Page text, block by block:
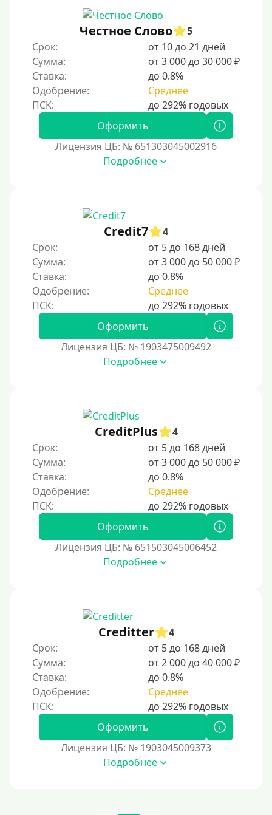
300000 руб
500000 руб
1000000 руб
Мини займы
На большую сумму
Банковские карты и платежные системы
С помощью системы Юнистрим
ВТБ
Виза (Visa)
Тинькофф
На карту Кукуруза
С помощью платформы Контакт (Contact)
С помощью системы быстрых платежей (СБП)
Способы получения
Без активации сервиса
Без участия банков
На сберкнижку
Без посещения офиса
В ломбарде
Роботы займов
Перевод средств на карту через Telegram
Бесплатное использование без списания средств с
карты.
Денежным переводом
Честное Слово
5
Срок:
от 10 до 21 дней
Сумма:
от 3 000 до 30 000 ₽
Ставка:
до 0.8%
Одобрение:
Среднее
Оформить
Лицензия ЦБ: № 651303045002916
Подробнее
Credit7
4
Срок:
от 5 до 168 дней
Сумма:
от 3 000 до 50 000 ₽
Ставка:
до 0.8%
Одобрение:
Среднее
Оформить
Лицензия ЦБ: № 1903475009492
Подробнее
CreditPlus
4
Срок:
от 5 до 168 дней
Сумма:
от 3 000 до 50 000 ₽
Ставка:
до 0.8%
Одобрение:
Среднее
Оформить
Лицензия ЦБ: № 651503045006452
Подробнее
Creditter
4
Срок:
от 5 до 168 дней
Сумма:
от 2 000 до 40 000 ₽
Ставка:
до 0.8%
Одобрение:
Среднее
Оформить
Лицензия ЦБ: № 1903045009373
Подробнее